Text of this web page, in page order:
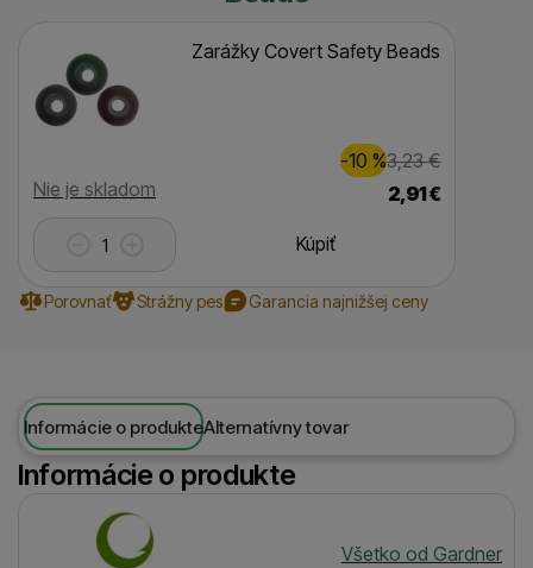
Dostupnosť
Nie je skladom
Zarážky Covert Safety Beads
Pôvodná
3,23€
Zľava
0,00€
(
-10 %
)
2,91€
Kúpiť
Porovnať Strážny pes Garancia najnižšej ceny
Informácie o produkteAlternatívny tovar
Informácie o produkte
Výrobca
Všetko od Gardner